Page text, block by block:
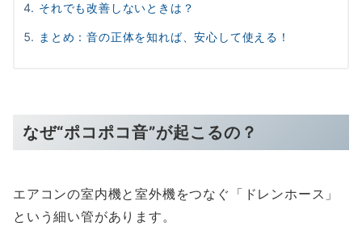
それでも改善しないときは？
まとめ：音の正体を知れば、安心して使える！
なぜ“ポコポコ音”が起こるの？
エアコンの室内機と室外機をつなぐ「ドレンホース」
という細い管があります。